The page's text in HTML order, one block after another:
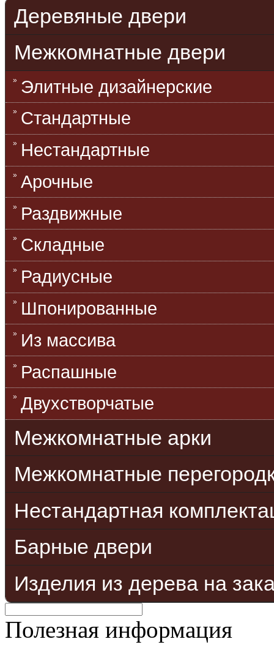
Деревяные двери
Межкомнатные двери
Элитные дизайнерские
Стандартные
Нестандартные
Арочные
Раздвижные
Складные
Радиусные
Шпонированные
Из массива
Распашные
Двухстворчатые
Межкомнатные арки
Межкомнатные
Нестандартная
Барные двери
Изделия из дерева на
Полезная информация